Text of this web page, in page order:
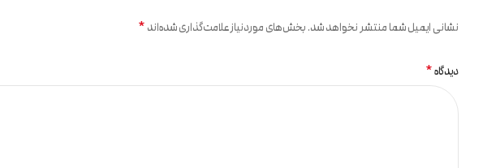
نشانی ایمیل شما منتشر نخواهد شد.بخش‌های موردنیاز علامت‌گذاری شده‌اند*
دیدگاه*